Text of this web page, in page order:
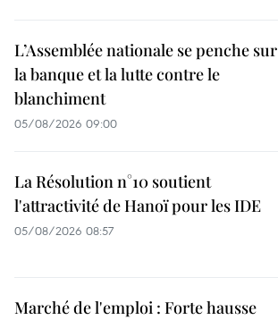
L’Assemblée nationale se penche sur
la banque et la lutte contre le
blanchiment
05/08/2026 09:00
La Résolution n°10 soutient
l'attractivité de Hanoï pour les IDE
05/08/2026 08:57
Marché de l'emploi : Forte hausse